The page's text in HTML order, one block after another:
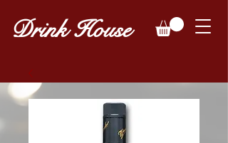
Drink House